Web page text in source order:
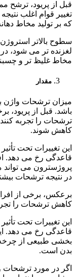
قبل از پریود، ترشح
تغییر قوام اغلب
که بر تولید مخاط
سطوح بالاتر
لغزنده تر می شود،
مخاط غلیظ تر و
مقدار
میزان ترشحات واژن
باشد. قبل از پریود،
ترشحات را تجربه
کاهش شوند.
این تغییرات تحت
قاعدگی رخ می دهد.
پروژسترون می تواند
در نتیجه ترشحات
برعکس، برخی از
کاهش ترشحات را
این تغییرات تحت
قاعدگی رخ می دهد.
بخشی طبیعی از
بدن است.
اگر در مورد ترشحات